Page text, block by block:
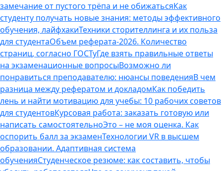
замечание от пустого трёпа и не обижатьсяКак
студенту получать новые знания: методы эффективного
обучения, лайфхакиТехники сторителлинга и их польза
для студентаОбъем реферата-2026. Количество
страниц, согласно ГОСТуГде взять правильные ответы
на экзаменационные вопросыВозможно ли
понравиться преподавателю: нюансы поведенияВ чем
разница между рефератом и докладомКак победить
лень и найти мотивацию для учебы: 10 рабочих советов
для студентовКурсовая работа: заказать готовую или
написать самостоятельноЭто – не моя оценка. Как
оспорить балл за экзаменТехнологии VR в высшем
образовании. Адаптивная система
обученияСтуденческое резюме: как составить, чтобы